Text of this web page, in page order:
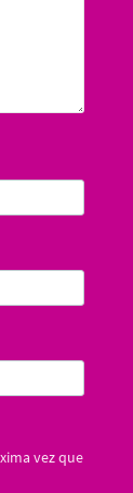
vez que